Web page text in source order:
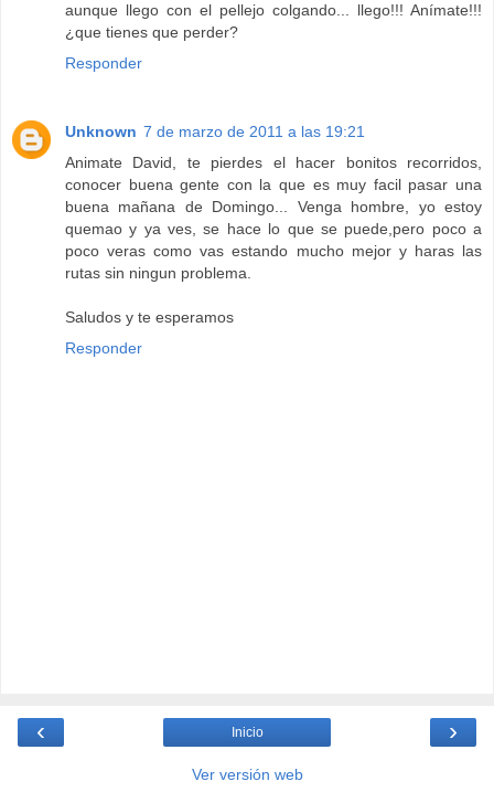
aunque llego con el pellejo colgando... llego!!! Anímate!!!
¿que tienes que perder?
Responder
Unknown 7 de marzo de 2011 a las 19:21
Animate David, te pierdes el hacer bonitos recorridos,
conocer buena gente con la que es muy facil pasar una
buena mañana de Domingo... Venga hombre, yo estoy
quemao y ya ves, se hace lo que se puede,pero poco a
poco veras como vas estando mucho mejor y haras las
rutas sin ningun problema.
Saludos y te esperamos
Responder
‹ ›
Inicio
Ver versión web